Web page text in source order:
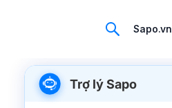
Sapo.vn
Trợ lý Sapo